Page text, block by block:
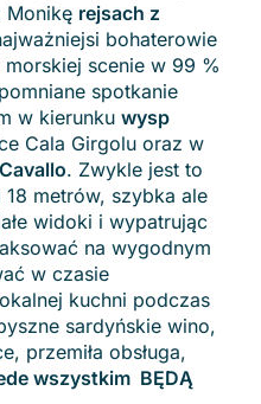
Monikę rejsach z
bohaterowie
scenie w 99 %
spotkanie
w kierunku wysp
Cala Girgolu oraz w
. Zwykle jest to
18 metrów, szybka ale
widoki i wypatrując
na wygodnym
w czasie
kuchni podczas
sardyńskie wino,
przemiła obsługa,
wszystkim BĘDĄ